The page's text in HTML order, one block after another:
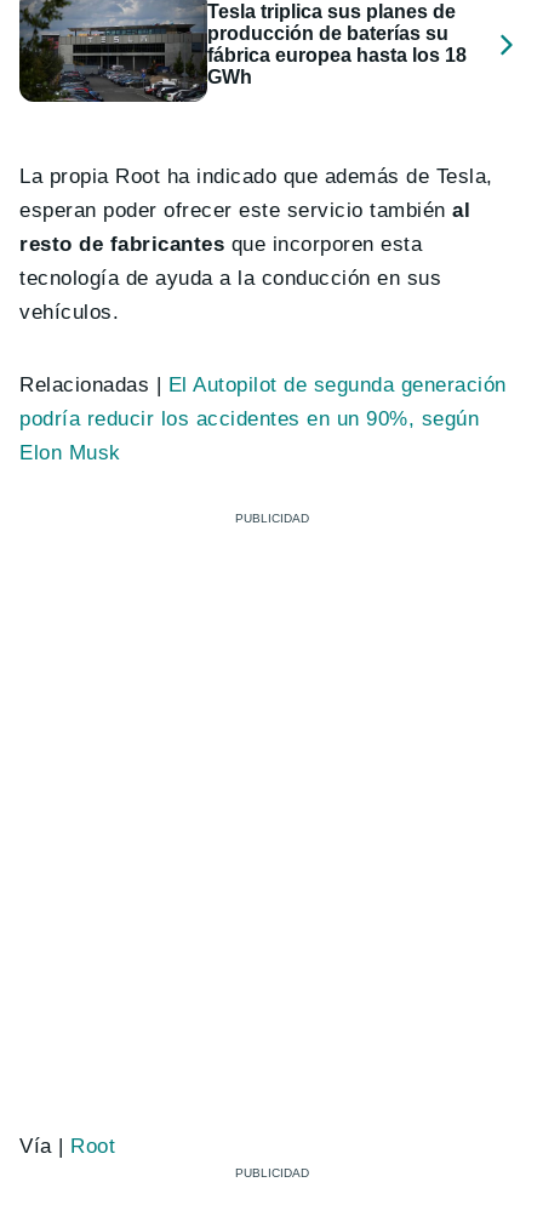
Tesla triplica sus planes de
producción de baterías su
fábrica europea hasta los 18
GWh
La propia Root ha indicado que además de Tesla,
esperan poder ofrecer este servicio tambiénal
resto de fabricantes que incorporen esta
tecnología de ayuda a la conducción en sus
vehículos.
Relacionadas | El Autopilot de segunda generación
podría reducir los accidentes en un 90%, según
Elon Musk
Vía | Root